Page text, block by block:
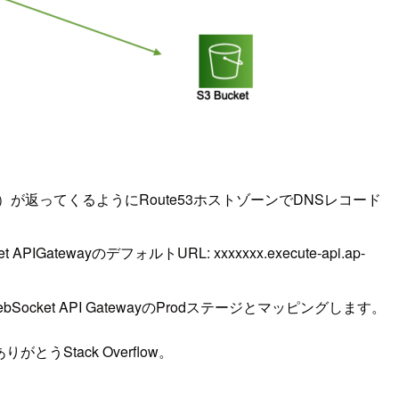
返ってくるようにRoute53ホストゾーンでDNSレコード
のデフォルトURL: xxxxxxx.execute-api.ap-
API GatewayのProdステージとマッピングします。
がとうStack Overflow。